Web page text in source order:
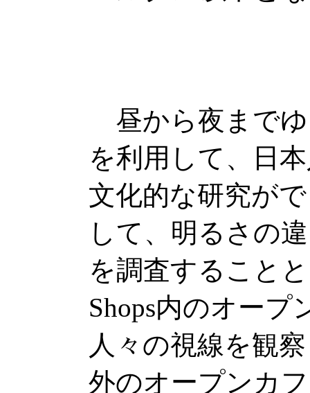
昼から夜まで
を利用して、日
文化的な研究が
して、明るさの
を調査すること
Shops内のオー
人々の視線を観
外のオープンカ